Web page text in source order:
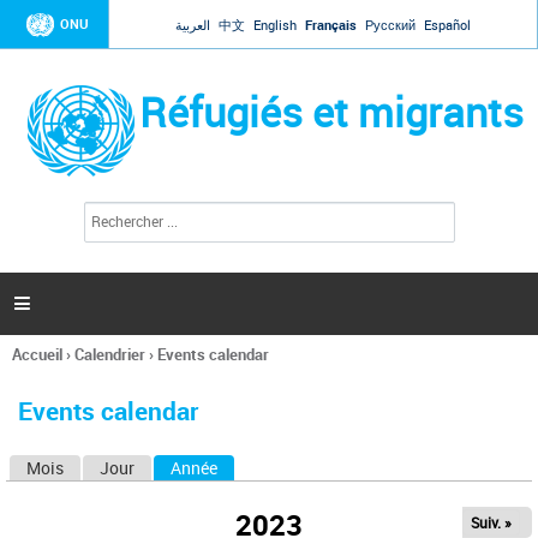
Jump to navigation
ONU العربية 中文 English Français Русский Español
Réfugiés et migrants
l
c
h
e

Vous
ici
Accueil›Calendrier› Events calendar
Events calendar
Mois Jour Année
2023 Suiv. »